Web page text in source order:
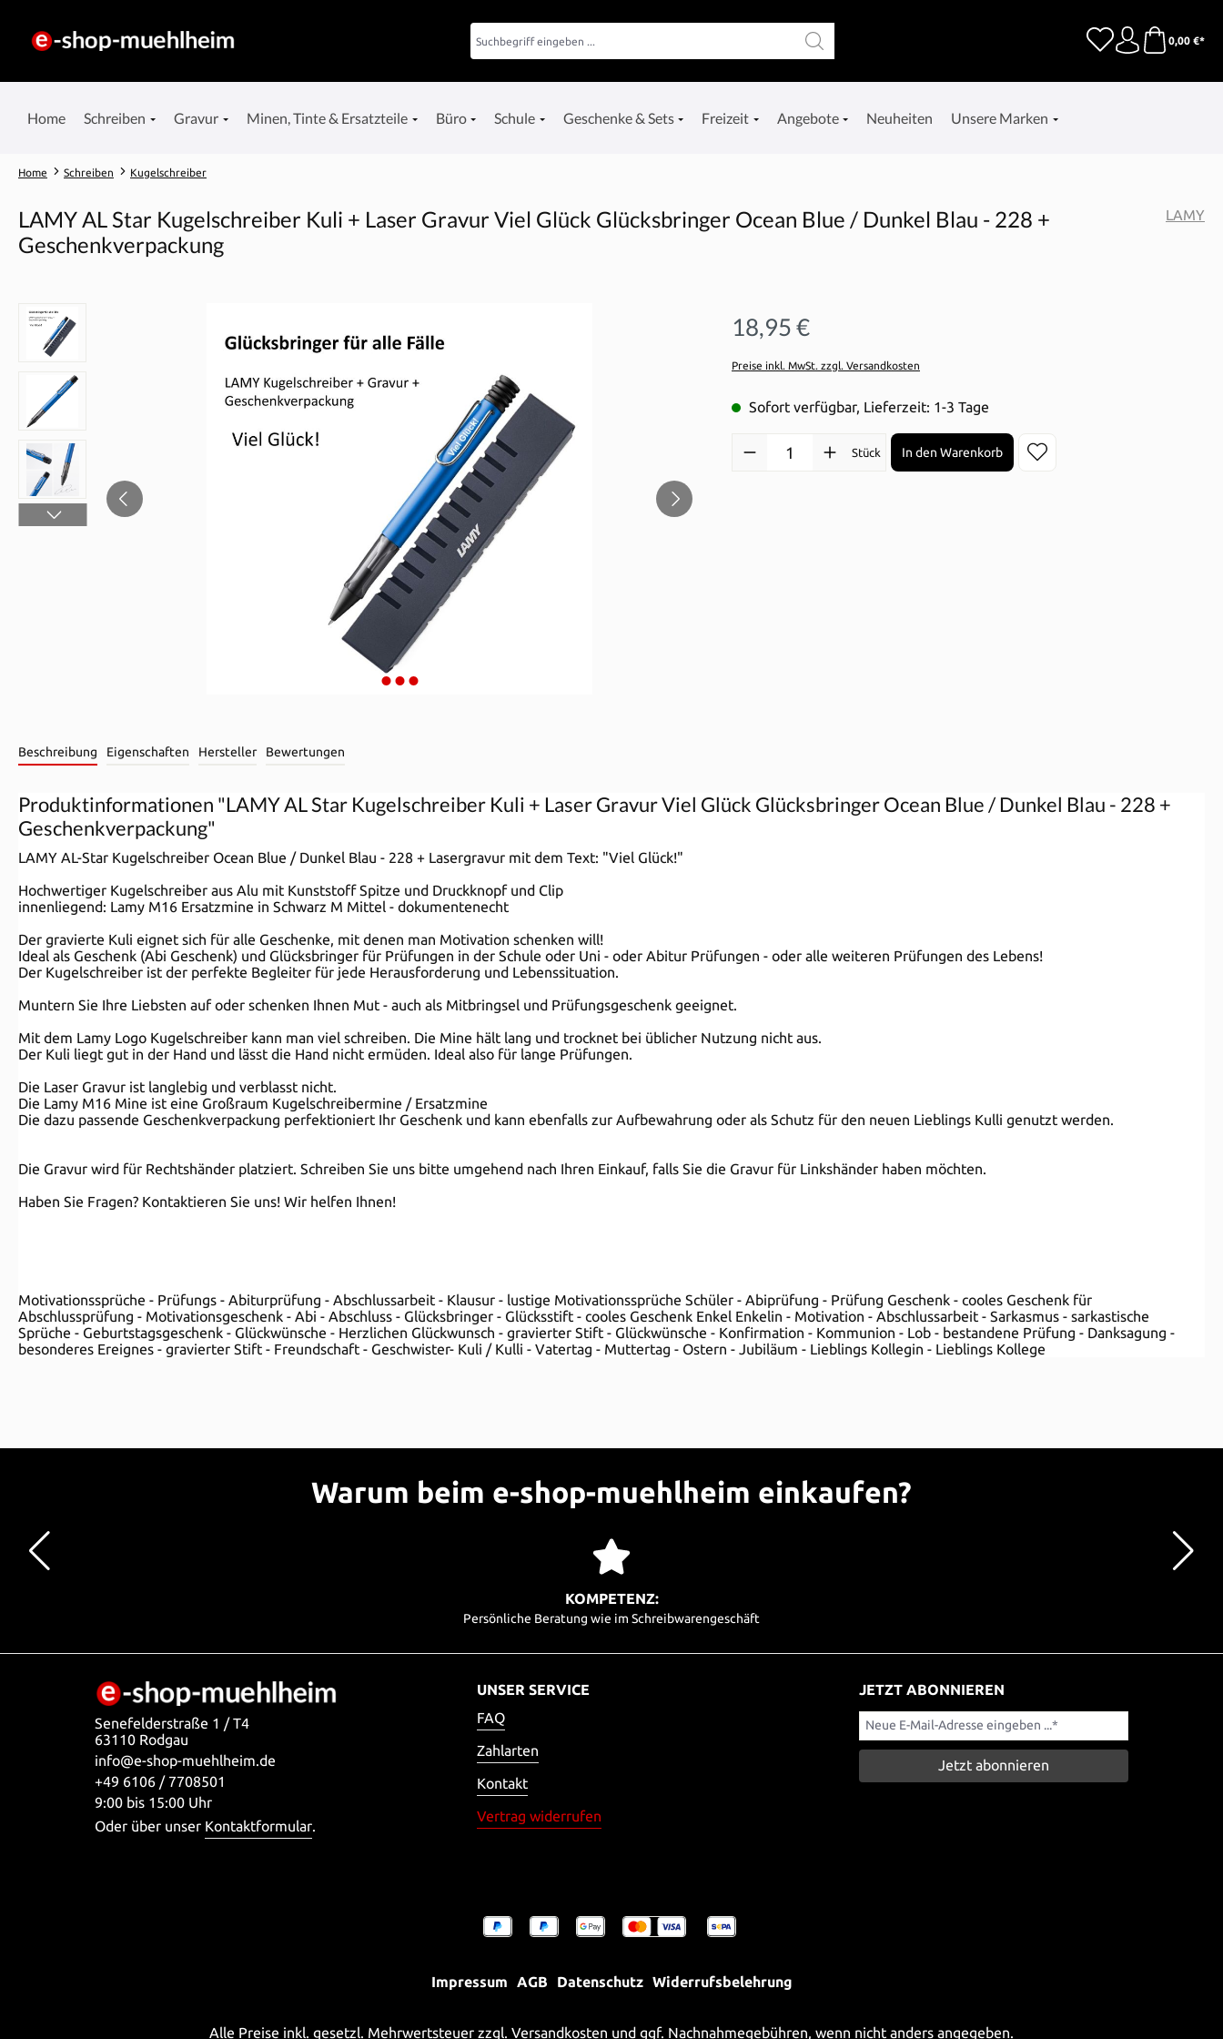
0,00 €*
Home Schreiben Gravur Minen, Tinte & Ersatzteile Büro Schule Geschenke & Sets Freizeit Angebote Neuheiten Unsere Marken
Home Schreiben Kugelschreiber
LAMY AL Star Kugelschreiber Kuli + Laser Gravur Viel Glück Glücksbringer Ocean Blue / Dunkel Blau - 228 +
Geschenkverpackung
LAMY
Bildergalerie überspringen
18,95 €
Preise inkl. MwSt. zzgl. Versandkosten
Sofort verfügbar, Lieferzeit: 1-3 Tage
Produkt Anzahl: Gib den gewünschten Wert ein oder benutze die
Stück In den Warenkorb
Beschreibung Eigenschaften Hersteller Bewertungen
Produktinformationen "LAMY AL Star Kugelschreiber Kuli + Laser Gravur Viel Glück Glücksbringer Ocean Blue / Dunkel Blau - 228 +
Geschenkverpackung"
LAMY AL-Star Kugelschreiber Ocean Blue / Dunkel Blau - 228 + Lasergravur mit dem Text: "Viel Glück!"
Hochwertiger Kugelschreiber aus Alu mit Kunststoff Spitze und Druckknopf und Clip
innenliegend: Lamy M16 Ersatzmine in Schwarz M Mittel - dokumentenecht
Der gravierte Kuli eignet sich für alle Geschenke, mit denen man Motivation schenken will!
Ideal als Geschenk (Abi Geschenk) und Glücksbringer für Prüfungen in der Schule oder Uni - oder Abitur Prüfungen - oder alle weiteren Prüfungen des Lebens!
Der Kugelschreiber ist der perfekte Begleiter für jede Herausforderung und Lebenssituation.
Muntern Sie Ihre Liebsten auf oder schenken Ihnen Mut - auch als Mitbringsel und Prüfungsgeschenk geeignet.
Mit dem Lamy Logo Kugelschreiber kann man viel schreiben. Die Mine hält lang und trocknet bei üblicher Nutzung nicht aus.
Der Kuli liegt gut in der Hand und lässt die Hand nicht ermüden. Ideal also für lange Prüfungen.
Die Laser Gravur ist langlebig und verblasst nicht.
Die Lamy M16 Mine ist eine Großraum Kugelschreibermine / Ersatzmine
Die dazu passende Geschenkverpackung perfektioniert Ihr Geschenk und kann ebenfalls zur Aufbewahrung oder als Schutz für den neuen Lieblings Kulli genutzt werden.
Die Gravur wird für Rechtshänder platziert. Schreiben Sie uns bitte umgehend nach Ihren Einkauf, falls Sie die Gravur für Linkshänder haben möchten.
Haben Sie Fragen? Kontaktieren Sie uns! Wir helfen Ihnen!
Motivationssprüche - Prüfungs - Abiturprüfung - Abschlussarbeit - Klausur - lustige Motivationssprüche Schüler - Abiprüfung - Prüfung Geschenk - cooles Geschenk für
Abschlussprüfung - Motivationsgeschenk - Abi - Abschluss - Glücksbringer - Glücksstift - cooles Geschenk Enkel Enkelin - Motivation - Abschlussarbeit - Sarkasmus - sarkastische
Sprüche - Geburtstagsgeschenk - Glückwünsche - Herzlichen Glückwunsch - gravierter Stift - Glückwünsche - Konfirmation - Kommunion - Lob - bestandene Prüfung - Danksagung -
besonderes Ereignes - gravierter Stift - Freundschaft - Geschwister- Kuli / Kulli - Vatertag - Muttertag - Ostern - Jubiläum - Lieblings Kollegin - Lieblings Kollege
Warum beim e-shop-muehlheim einkaufen?
KOMPETENZ:
Persönliche Beratung wie im Schreibwarengeschäft
Senefelderstraße 1 / T4
63110 Rodgau
info@e-shop-muehlheim.de
+49 6106 / 7708501
9:00 bis 15:00 Uhr
Oder über unser Kontaktformular.
UNSER SERVICE
FAQ
Zahlarten
Kontakt
Vertrag widerrufen
JETZT ABONNIEREN
Jetzt abonnieren
Impressum AGB Datenschutz Widerrufsbelehrung
Alle Preise inkl. gesetzl. Mehrwertsteuer zzgl. Versandkosten und ggf. Nachnahmegebühren, wenn nicht anders angegeben.